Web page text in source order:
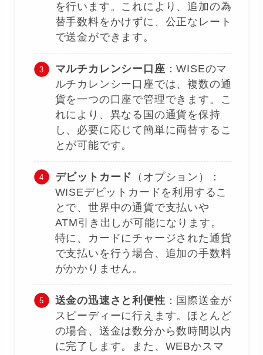
を行います。これにより、追加の為
替手数料をかけずに、公正なレート
で送金ができます。
マルチカレンシー口座 ：WISEのマ
ルチカレンシー口座では、複数の通
貨を一つの口座で管理できます。こ
れにより、異なる国の通貨を保持
し、必要に応じて簡単に両替するこ
とが可能です​​。
デビットカード
（オプション）：
WISEデビットカードを利用するこ
とで、世界中の通貨で支払いや
ATM引き出しが可能になります。
特に、カードにチャージされた通貨
で支払いを行う場合、追加の手数料
がかかりません​​。
送金の迅速さと利便性 ：国際送金が
スピーディーに行えます。ほとんど
の場合、送金は数分から数時間以内
に完了します。また、WEBかスマ